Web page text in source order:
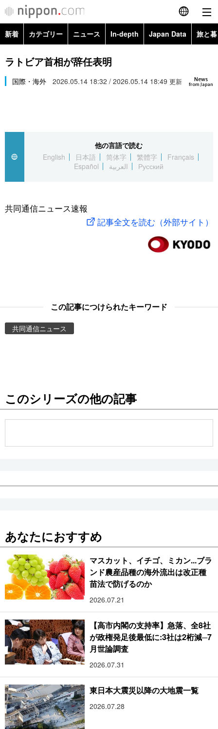
English
繁體字
العربية
社会
旅と暮らし
東京
新着 カテゴリー ニュース In-depth Japan Data 旅と
政治・外交
経済・ビジネス
社会
文化
科学・技術
暮らし
Images
お知らせ
ラトビア首相が辞任表明
News
from Japan
国際・海外 2026.05.14 18:32 / 2026.05.14 18:49 更新
他の言語で読む
English
日本語 简体字 繁體字
Français
Español
العربية Русский
共同通信ニュース速報
記事全文を読む（外部サイト）
この記事につけられたキーワード
共同通信ニュース
このシリーズの他の記事
あなたにおすすめ
マスカット、イチゴ、ミカン...ブラ
ンド農産品種の海外流出は改正種
苗法で防げるのか
2026.07.21
【高市内閣の支持率】急落、全8社
が政権発足後最低に:3社は2桁減─7
月世論調査
2026.07.31
東日本大震災以降の大地震一覧
2026.07.28